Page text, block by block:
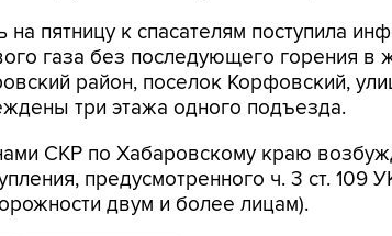
на пятницу к спасателям поступила
газа без последующего горения в
район, поселок Корфовский,
три этажа одного подъезда.
СКР по Хабаровскому краю
предусмотренного ч. 3 ст. 109
двум и более лицам).